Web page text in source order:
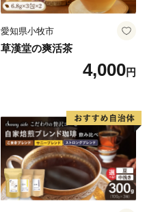
愛知県小牧市
草漢堂の爽活茶
4,000円